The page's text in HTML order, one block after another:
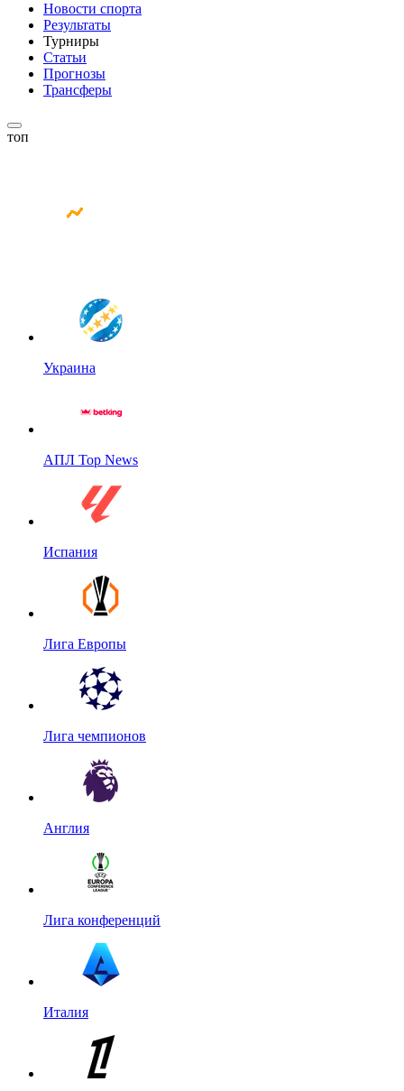
Новости спорта
Результаты
Турниры
Статьи
Прогнозы
Трансферы
топ
Украина
АПЛ Top News
Испания
Лига Европы
Лига чемпионов
Англия
Лига конференций
Италия